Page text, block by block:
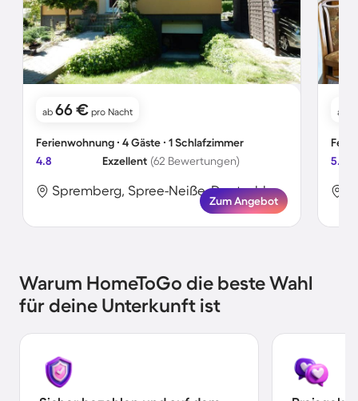
ab 66 € pro Nacht
Ferienwohnung ∙ 4 Gäste ∙ 1 Schlafzimmer
4.8
Exzellent (62 Bewertungen)
Spremberg, Spree-Neiße, Deutschland
Zum Angebot
ab
5.0
Warum HomeToGo die beste Wahl
für deine Unterkunft ist